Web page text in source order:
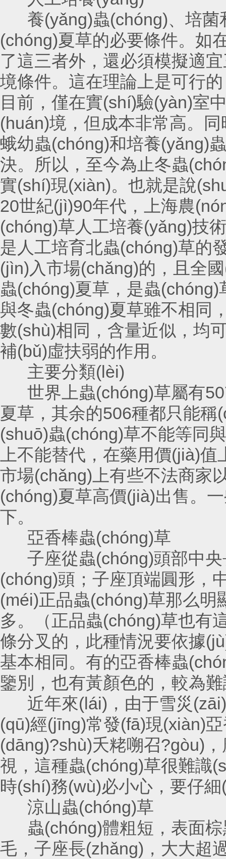
養(yǎng)蟲(chóng)、培
(chóng)夏草的必要條件。如
了這三者外，還必須模擬適
境條件。這在理論上是可行
目前，僅在實(shí)驗(yàn)
(huán)境，但成本非常高
蛾幼蟲(chóng)和培養(yǎng)
決。所以，至今為止冬
實(shí)現(xiàn)。也就是說
20世紀(jì)90年代，上海農
(chóng)草人工培養(yǎng)技術
是人工培育北蟲(chóng)草的
(jìn)入市場(chǎng)的，且全國
蟲(chóng)夏草，是蟲
與冬蟲(chóng)夏草雖不相同
數(shù)相同，含量近似
補(bǔ)虛扶弱的作用。
主要分類(lèi)
世界上蟲(chóng)草屬有507
夏草，其余的506種都只
(shuō)蟲(chóng)草不能等同
上不能替代，在藥用價
市場(chǎng)上有些不法商家
(chóng)夏草高價(jià)出售。
下。
亞香棒蟲(chóng)草
子座從蟲(chóng)頭部中央
(chóng)頭；子座頂端圓形
(méi)正品蟲(chóng)草那么
多。（正品蟲(chóng)草也有
條分叉的，此種情況要依據
基本相同。有的亞香棒蟲
鑒別，也有黃顏色的，較為難
近年來(lái)，由于雪災(zāi)的
(qū)經(jīng)常發(fā)現(xiàn)
(dāng)?shù)夭粩嗍召
視，這種蟲(chóng)草很難
時(shí)務(wù)必小心，要仔
涼山蟲(chóng)草
蟲(chóng)體粗短，表面
毛，子座長(zhǎng)，大大